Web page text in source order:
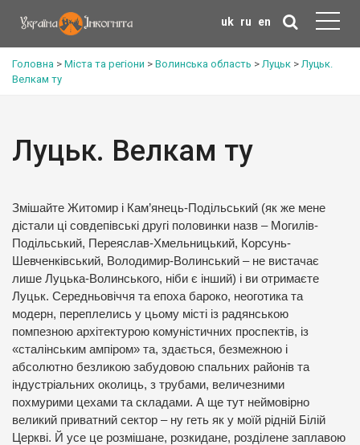
uk ru en
Головна > Міста та регіони > Волинська область >Луцьк >Луцьк.
Велкам ту
Луцьк. Велкам ту
Змішайте Житомир і Кам’янець-Подільський (як же мене
дістали ці совдепівські другі половинки назв – Могилів-
Подільський, Переяслав-Хмельницький, Корсунь-
Шевченківський, Володимир-Волинський – не вистачає
лише Луцька-Волинського, ніби є інший) і ви отримаєте
Луцьк. Середньовіччя та епоха бароко, неоготика та
модерн, переплелись у цьому місті із радянською
помпезною архітектурою комуністичних проспектів, із
«сталінським ампіром» та, здається, безмежною і
абсолютно безликою забудовою спальних районів та
індустріальних околиць, з трубами, величезними
похмурими цехами та складами. А ще тут неймовірно
великий приватний сектор – ну геть як у моїй рідній Білій
Церкві. Й усе це розмішане, розкидане, розділене заплавою